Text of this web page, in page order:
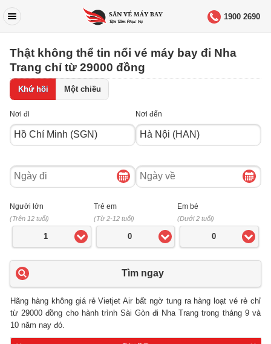
1900 2690
Thật không thể tin nổi vé máy bay đi Nha
Trang chỉ từ 29000 đồng
Khứ hồi Một chiều
Nơi đi Nơi đến
Ngày
đi
Ngày
về
Người lớn
(Trên 12 tuổi)
1
Trẻ em
(Từ 2-12 tuổi)
0
Em bé
(Dưới 2 tuổi)
0
Tìm ngay
Hãng hàng không giá rẻ Vietjet Air bất ngờ tung ra hàng loạt vé rẻ chỉ
từ 29000 đồng cho hành trình Sài Gòn đi Nha Trang trong tháng 9 và
10 năm nay đó.